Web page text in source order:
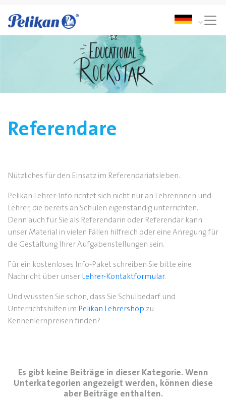
Referendare
Nützliches für den Einsatz im Referendariatsleben.
Pelikan Lehrer-Info richtet sich nicht nur an Lehrerinnen und
Lehrer, die bereits an Schulen eigenständig unterrichten.
Denn auch für Sie als Referendarin oder Referendar kann
unser Material in vielen Fällen hilfreich oder eine Anregung für
die Gestaltung Ihrer Aufgabenstellungen sein.
Für ein kostenloses Info-Paket schreiben Sie bitte eine
Nachricht über unser Lehrer-Kontaktformular.
Und wussten Sie schon, dass Sie Schulbedarf und
Unterrichtshilfen im Pelikan Lehrershop zu
Kennenlernpreisen finden?
Es gibt keine Beiträge in dieser Kategorie. Wenn
Unterkategorien angezeigt werden, können diese
aber Beiträge enthalten.